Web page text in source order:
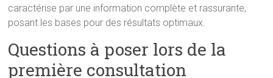
caractérise par une information complète et rassurante,
posant les bases pour des résultats optimaux.
Questions à poser lors de la
première consultation